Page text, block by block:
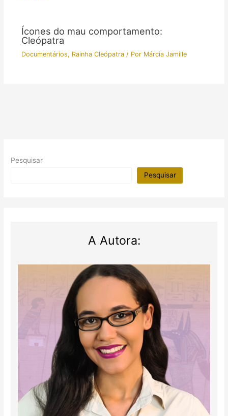
Ícones do mau comportamento:
Cleópatra
Documentários, Rainha Cleópatra/ Por Márcia Jamille
Pesquisar
Pesquisar
A Autora: